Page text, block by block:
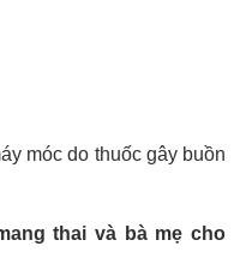
móc do thuốc gây buồn
thai và bà mẹ cho